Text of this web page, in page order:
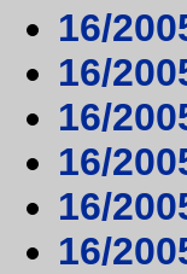
16/
16/
16/
16/
16/
16/